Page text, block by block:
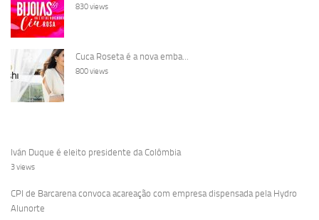
830 views
Cuca Roseta é a nova emba...
800 views
Iván Duque é eleito presidente da Colômbia
3 views
CPI de Barcarena convoca acareação com empresa dispensada pela Hydro
Alunorte